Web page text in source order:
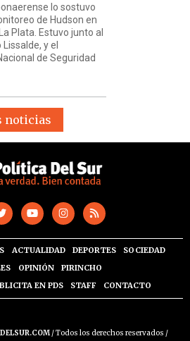
lo sostuvo
de Hudson en
Plata. Estuvo junto al
y el
de Seguridad
noticias
ACTUALIDAD DEPORTES
SOCIEDAD
OPINIÓN
PIRINCHO
EN PDS STAFF CONTACTO
/ Todos los derechos reservados /